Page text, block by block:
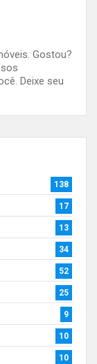
Gostou?
Deixe seu
138
17
13
34
52
25
9
10
10